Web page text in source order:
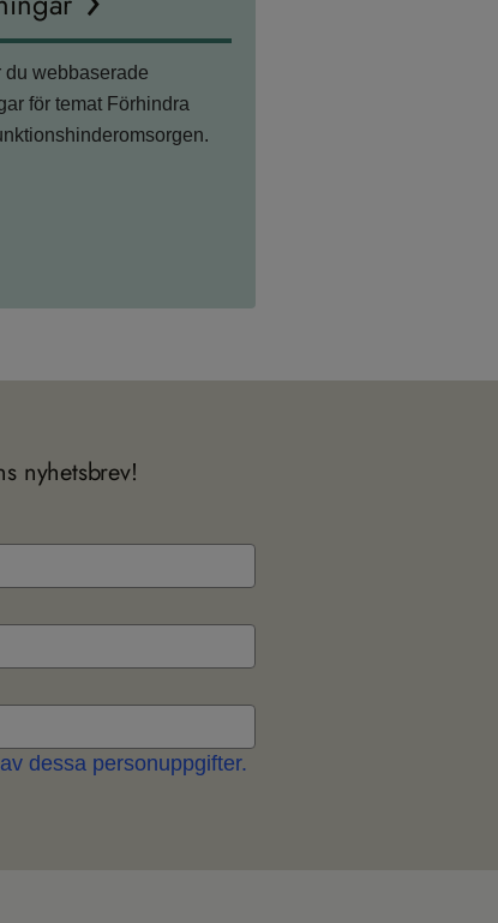
du webbaserade
för temat Förhindra
nyhetsbrev!
dessa personuppgifter.